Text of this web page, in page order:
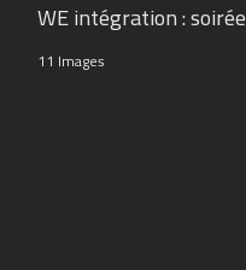
WE intégration : soirée
11 Images